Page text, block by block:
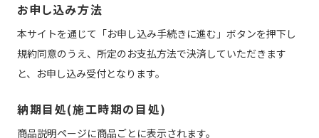
お申し込み方法
本サイトを通じて「お申し込み手続きに進む」ボタンを押下し
規約同意のうえ、所定のお支払方法で決済していただきます
と、お申し込み受付となります。
納期目処(施工時期の目処)
商品説明ページに商品ごとに表示されます。